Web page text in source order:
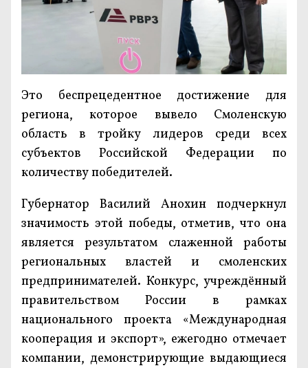
Это беспрецедентное достижение для
региона, которое вывело Смоленскую
область в тройку лидеров среди всех
субъектов Российской Федерации по
количеству победителей.
Губернатор Василий Анохин подчеркнул
значимость этой победы, отметив, что она
является результатом слаженной работы
региональных властей и смоленских
предпринимателей. Конкурс, учреждённый
правительством России в рамках
национального проекта «Международная
кооперация и экспорт», ежегодно отмечает
компании, демонстрирующие выдающиеся